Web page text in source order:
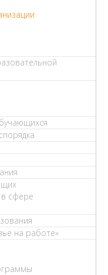
в сфере
на работе»